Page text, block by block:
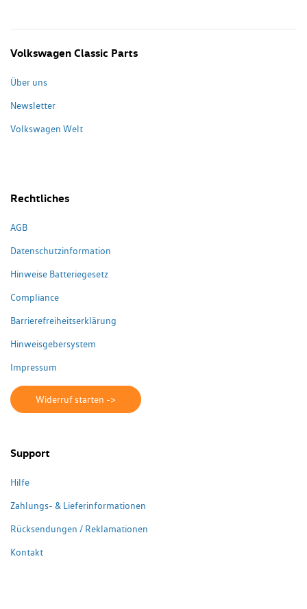
Volkswagen Classic Parts
Über uns
Newsletter
Volkswagen Welt
Rechtliches
AGB
Datenschutzinformation
Hinweise Batteriegesetz
Compliance
Barrierefreiheitserklärung
Hinweisgebersystem
Impressum
Widerruf starten ->
Support
Hilfe
Zahlungs- & Lieferinformationen
Rücksendungen / Reklamationen
Kontakt